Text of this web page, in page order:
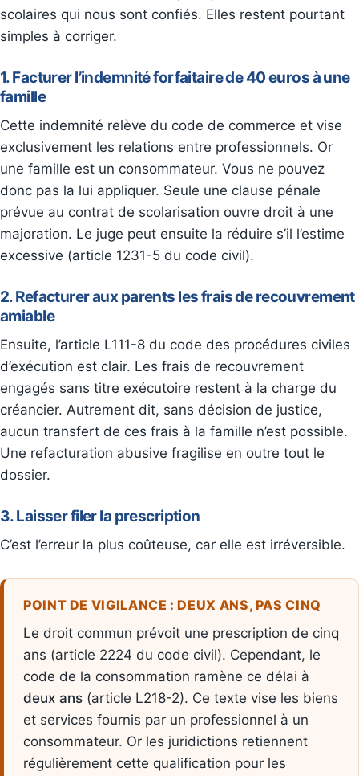
scolaires qui nous sont confiés. Elles restent pourtant
simples à corriger.
1. Facturer l’indemnité forfaitaire de 40 euros à une
famille
Cette indemnité relève du code de commerce et vise
exclusivement les relations entre professionnels. Or
une famille est un consommateur. Vous ne pouvez
donc pas la lui appliquer. Seule une clause pénale
prévue au contrat de scolarisation ouvre droit à une
majoration. Le juge peut ensuite la réduire s’il l’estime
excessive (article 1231-5 du code civil).
2. Refacturer aux parents les frais de recouvrement
amiable
Ensuite, l’article L111-8 du code des procédures civiles
d’exécution est clair. Les frais de recouvrement
engagés sans titre exécutoire restent à la charge du
créancier. Autrement dit, sans décision de justice,
aucun transfert de ces frais à la famille n’est possible.
Une refacturation abusive fragilise en outre tout le
dossier.
3. Laisser filer la prescription
C’est l’erreur la plus coûteuse, car elle est irréversible.
POINT DE VIGILANCE : DEUX ANS, PAS CINQ
Le droit commun prévoit une prescription de cinq
ans (article 2224 du code civil). Cependant, le
code de la consommation ramène ce délai à
deux ans (article L218-2). Ce texte vise les biens
et services fournis par un professionnel à un
consommateur. Or les juridictions retiennent
régulièrement cette qualification pour les